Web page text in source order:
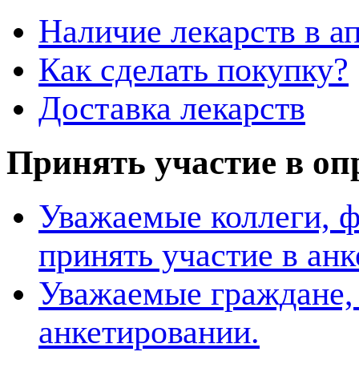
Наличие лекарств в
Как сделать покупку?
Доставка лекарств
Принять участие в
Уважаемые коллеги,
принять участие в
Уважаемые
анкетировании.